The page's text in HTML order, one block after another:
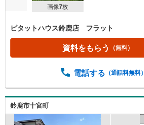
画像7枚
ピタットハウス鈴鹿店 フラット
資料をもらう （無料）
電話する （通話料無料）
鈴鹿市十宮町